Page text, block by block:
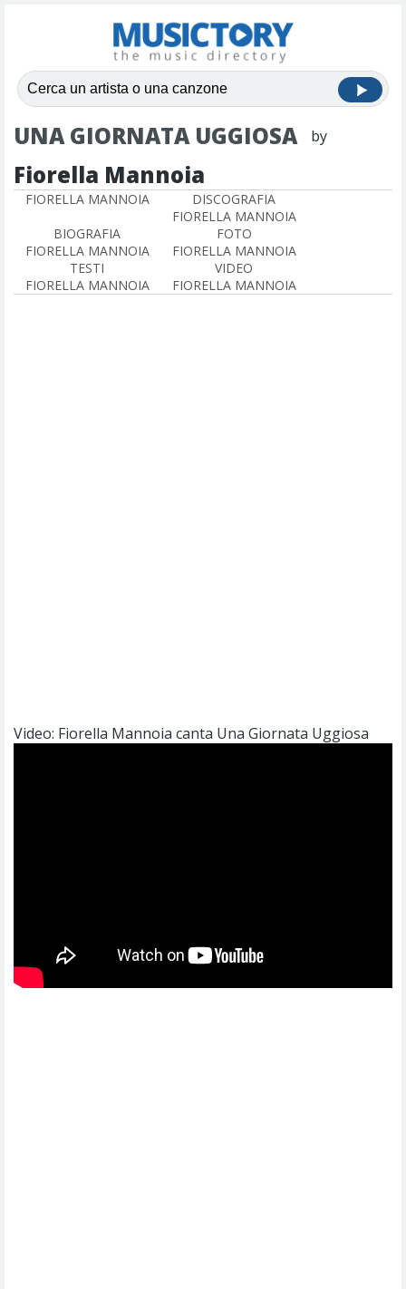
UNA GIORNATA UGGIOSA by
Fiorella Mannoia
FIORELLA MANNOIA
DISCOGRAFIA
FIORELLA MANNOIA
BIOGRAFIA
FIORELLA MANNOIA
FOTO
FIORELLA MANNOIA
TESTI
FIORELLA MANNOIA
VIDEO
FIORELLA MANNOIA
Video: Fiorella Mannoia canta Una Giornata Uggiosa